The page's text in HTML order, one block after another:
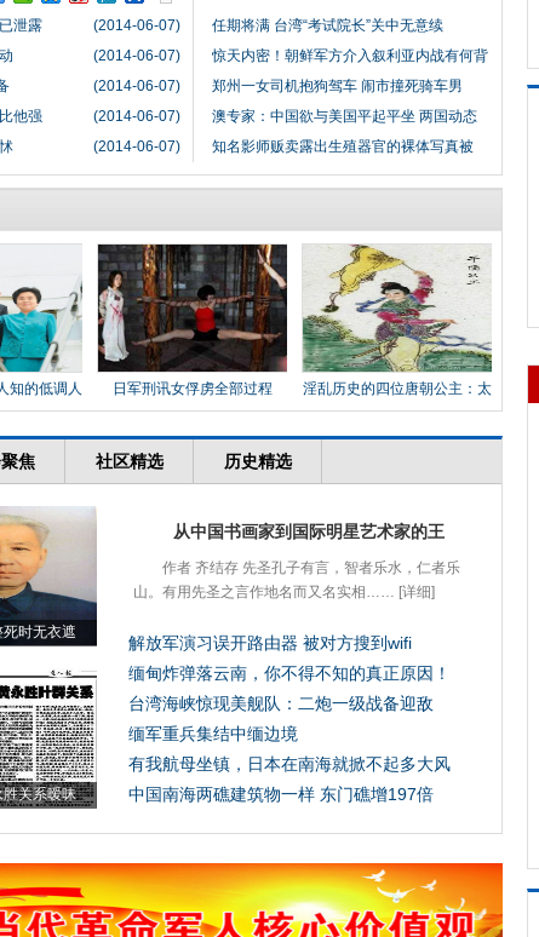
(2014-06-07)
泄露
(2014-06-07)
(2014-06-07)
(2014-06-07)
他强
(2014-06-07)
任期将满 台湾“考试院长”关中无意续
惊天内密！朝鲜军方介入叙利亚内战有何背
郑州一女司机抱狗驾车 闹市撞死骑车男
澳专家：中国欲与美国平起平坐 两国动态
知名影师贩卖露出生殖器官的裸体写真被
知的低调人 日军刑讯女俘虏全部过程
淫乱历史的四位唐朝公主：太
平